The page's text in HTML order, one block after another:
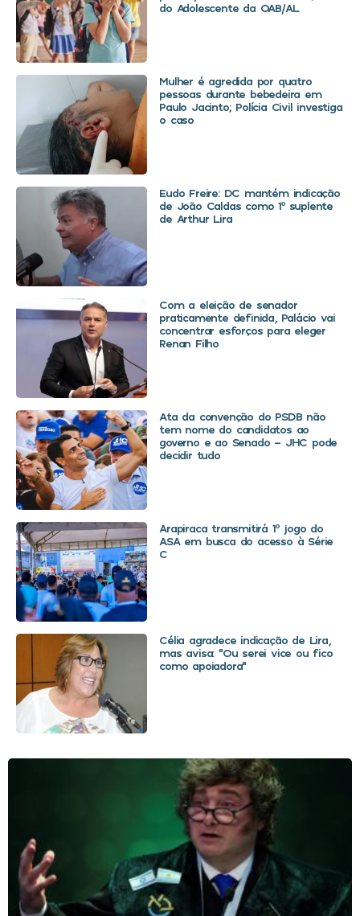
do Adolescente da OAB/AL
Mulher é agredida por quatro
pessoas durante bebedeira em
Paulo Jacinto; Polícia Civil investiga
o caso
Eudo Freire: DC mantém indicação
de João Caldas como 1º suplente
de Arthur Lira
Com a eleição de senador
praticamente definida, Palácio vai
concentrar esforços para eleger
Renan Filho
Ata da convenção do PSDB não
tem nome do candidatos ao
governo e ao Senado – JHC pode
decidir tudo
Arapiraca transmitirá 1º jogo do
ASA em busca do acesso à Série
C
Célia agradece indicação de Lira,
mas avisa: “Ou serei vice ou fico
como apoiadora”